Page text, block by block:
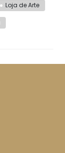
Loja de Arte